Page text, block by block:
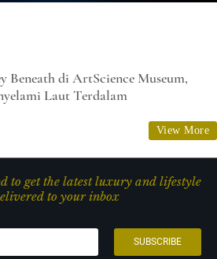
Beneath di ArtScience Museum,
Laut Terdalam
View More
to get the latest luxury and lifestyle
to your inbox